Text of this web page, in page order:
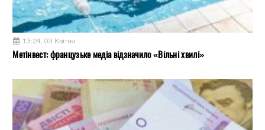
13:24, 03 Квітня
Метінвест: французьке медіа відзначило «Вільні хвилі»